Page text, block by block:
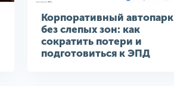
Корпоративный автопарк
без слепых зон: как
сократить потери и
подготовиться к ЭПД